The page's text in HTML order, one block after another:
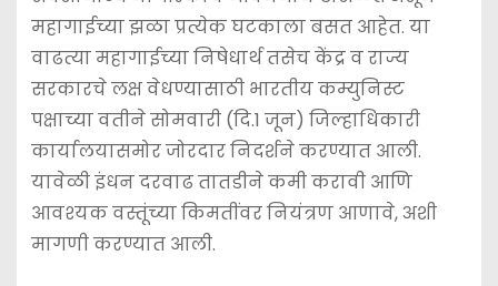
महागाईच्या झळा प्रत्येक घटकाला बसत आहेत. या
वाढत्या महागाईच्या निषेधार्थ तसेच केंद्र व राज्य
सरकारचे लक्ष वेधण्यासाठी भारतीय कम्युनिस्ट
पक्षाच्या वतीने सोमवारी (दि.1 जून) जिल्हाधिकारी
कार्यालयासमोर जोरदार निदर्शने करण्यात आली.
यावेळी इंधन दरवाढ तातडीने कमी करावी आणि
आवश्‍यक वस्तूंच्या किमतींवर नियंत्रण आणावे, अशी
मागणी करण्यात आली.